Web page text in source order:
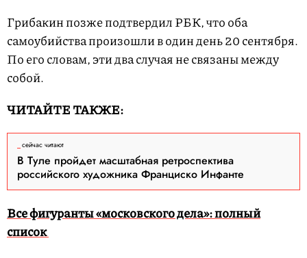
Грибакин позже подтвердил РБК, что оба
самоубийства произошли в один день 20 сентября.
По его словам, эти два случая не связаны между
собой.
ЧИТАЙТЕ ТАКЖЕ:
сейчас читают
В Туле пройдет масштабная ретроспектива
российского художника Франциско Инфанте
Все фигуранты «московского дела»: полный
список